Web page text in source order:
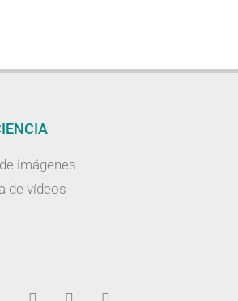
imágenes
de vídeos